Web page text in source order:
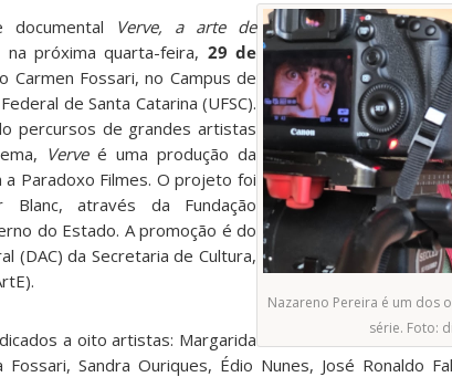
Nazareno Pereira é um dos
série. Foto:
Verve, a arte de
próxima quarta-feira, 29 de
Carmen Fossari, no Campus de
de Santa Catarina (UFSC).
percursos de grandes artistas
Verve é uma produção da
Paradoxo Filmes. O projeto foi
Blanc, através da Fundação
do Estado. A promoção é do
(DAC) da Secretaria de Cultura,
a oito artistas: Margarida
Fossari, Sandra Ouriques, Édio Nunes, José Ronaldo